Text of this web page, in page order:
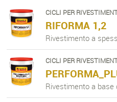
CICLI PER
RIFORMA 1,2
Rivestimento a
CICLI PER
Rivestimento a